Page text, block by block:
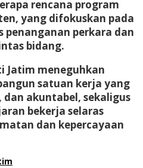
rencana program
yang difokuskan pada
perkara dan
bidang.
Jatim meneguhkan
satuan kerja yang
akuntabel, sekaligus
bekerja selaras
dan kepercayaan